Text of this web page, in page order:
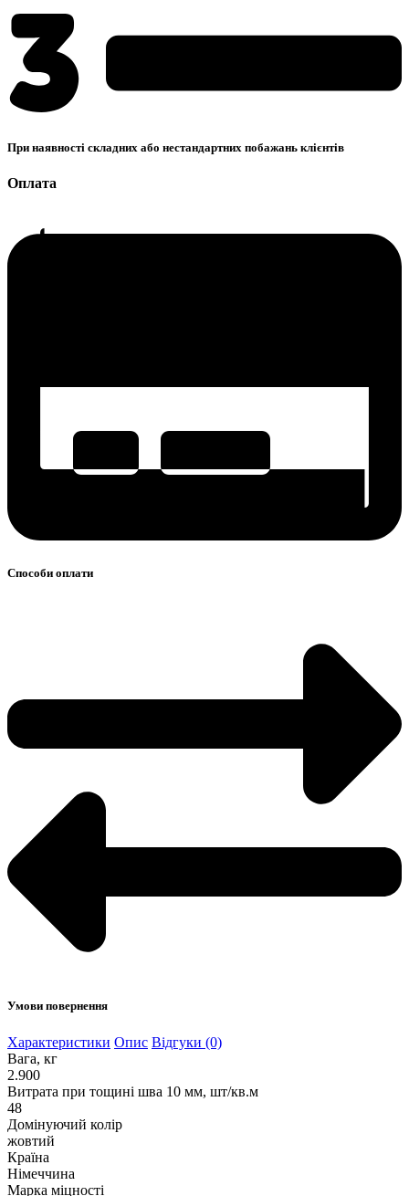
При наявності складних або нестандартних побажань клієнтів
Оплата
Способи оплати
Умови повернення
Характеристики Опис Відгуки (0)
Вага, кг
2.900
Витрата при тощині шва 10 мм, шт/кв.м
48
Домінуючий колір
жовтий
Країна
Німеччина
Марка міцності